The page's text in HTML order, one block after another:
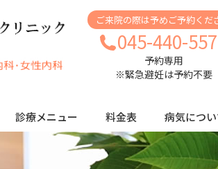
ご来院の際は予めご予約くだ
045-440-
予約専用
※緊急避妊は予約不要
診療メニュー 料金表 病気につ